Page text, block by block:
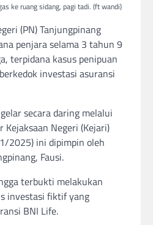
ke ruang sidang, pagi tadi. (ft wandi)
(PN) Tanjungpinang
penjara selama 3 tahun 9
terpidana kasus penipuan
investasi asuransi
secara daring melalui
Negeri (Kejari)
2025) ini dipimpin oleh
Fausi.
terbukti melakukan
investasi fiktif yang
BNI Life.